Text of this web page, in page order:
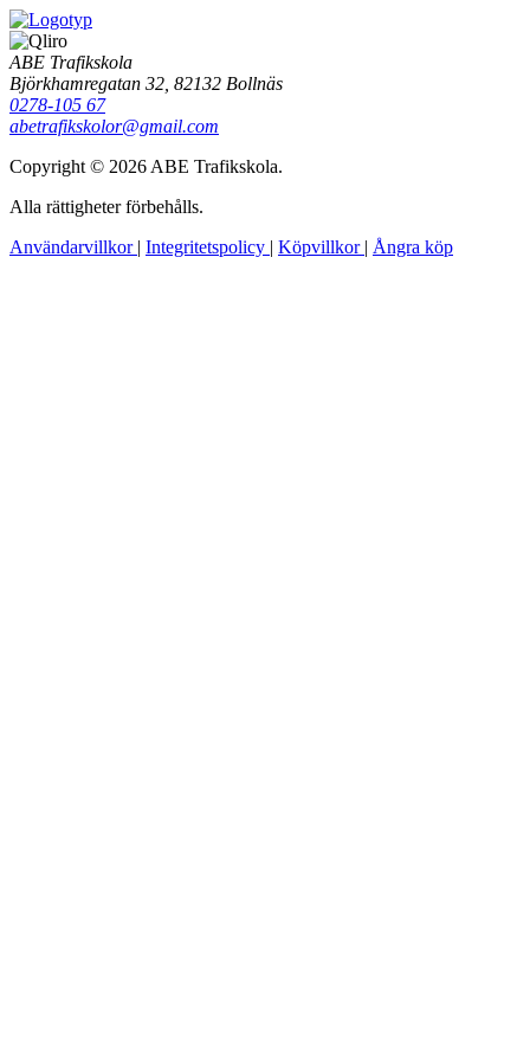
ABE Trafikskola
Björkhamregatan 32, 82132 Bollnäs
0278-105 67
abetrafikskolor@gmail.com
Copyright © 2026 ABE Trafikskola.
Alla rättigheter förbehålls.
Användarvillkor | Integritetspolicy | Köpvillkor | Ångra köp